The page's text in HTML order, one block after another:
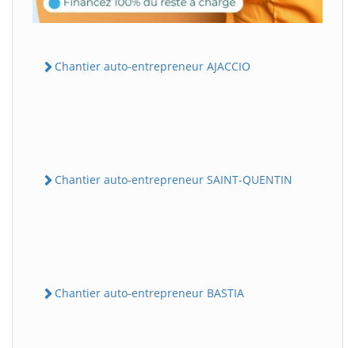
Chantier auto-entrepreneur AJACCIO
Chantier auto-entrepreneur SAINT-QUENTIN
Chantier auto-entrepreneur BASTIA